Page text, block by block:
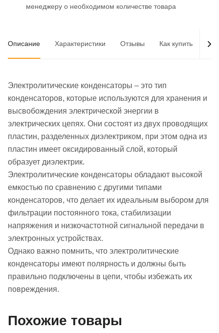
менеджеру о необходимом количестве товара
Описание Характеристики Отзывы Как купить
Электролитические конденсаторы – это тип
конденсаторов, которые используются для хранения и
высвобождения электрической энергии в
электрических цепях. Они состоят из двух проводящих
пластин, разделенных диэлектриком, при этом одна из
пластин имеет оксидированный слой, который
образует диэлектрик.
Электролитические конденсаторы обладают высокой
емкостью по сравнению с другими типами
конденсаторов, что делает их идеальным выбором для
фильтрации постоянного тока, стабилизации
напряжения и низкочастотной сигнальной передачи в
электронных устройствах.
Однако важно помнить, что электролитические
конденсаторы имеют полярность и должны быть
правильно подключены в цепи, чтобы избежать их
повреждения.
Похожие товары